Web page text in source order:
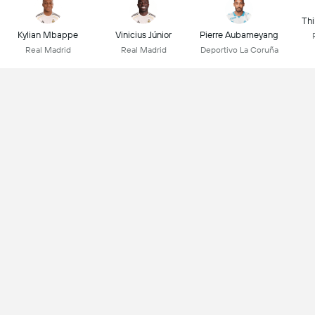
Kylian Mbappe
Real Madrid
Vinicius Júnior
Real Madrid
Pierre Aubameyang
Deportivo La Coruña